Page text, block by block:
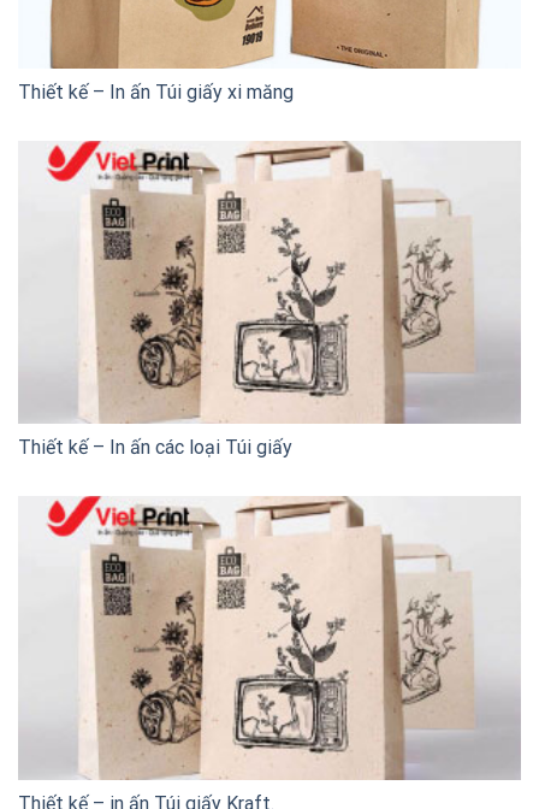
Thiết kế – In ấn Túi giấy xi măng
Thiết kế – In ấn các loại Túi giấy
Thiết kế – in ấn Túi giấy Kraft.